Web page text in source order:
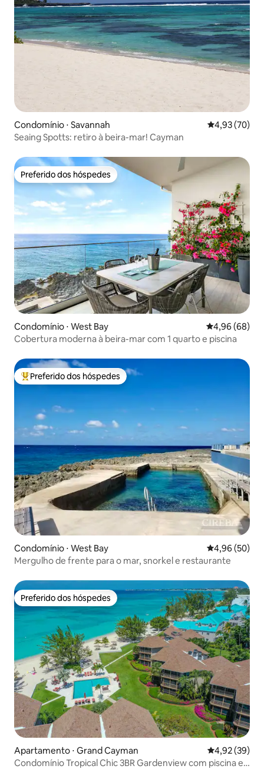
Condomínio ⋅ Savannah 4,93 de uma
4,93 (70)
Seaing Spotts: retiro à beira-mar! Cayman
Preferido dos hóspedes
Preferido dos hóspedes
Condomínio ⋅ West Bay 4,96 de uma
4,96 (68)
Cobertura moderna à beira-mar com 1 quarto e piscina
Entre os melhores preferidos dos hóspedes
Preferido dos hóspedes
Condomínio ⋅ West Bay 4,96 de uma
4,96 (50)
Mergulho de frente para o mar, snorkel e restaurante
Preferido dos hóspedes
Preferido dos hóspedes
Apartamento ⋅ Grand Cayman 4,92 de uma
4,92 (39)
Condomínio Tropical Chic 3BR Gardenview com piscina e